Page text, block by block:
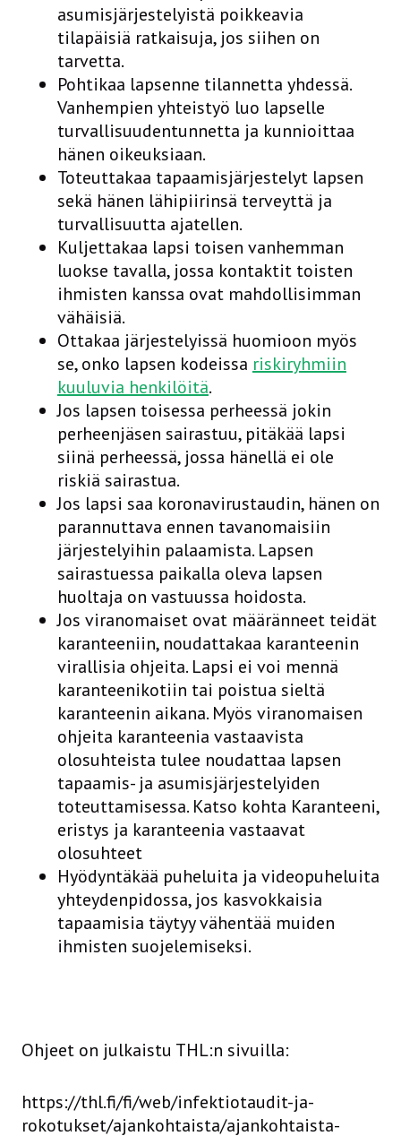
asumisjärjestelyistä poikkeavia
tilapäisiä ratkaisuja, jos siihen on
tarvetta.
Pohtikaa lapsenne tilannetta yhdessä.
Vanhempien yhteistyö luo lapselle
turvallisuudentunnetta ja kunnioittaa
hänen oikeuksiaan.
Toteuttakaa tapaamisjärjestelyt lapsen
sekä hänen lähipiirinsä terveyttä ja
turvallisuutta ajatellen.
Kuljettakaa lapsi toisen vanhemman
luokse tavalla, jossa kontaktit toisten
ihmisten kanssa ovat mahdollisimman
vähäisiä.
Ottakaa järjestelyissä huomioon myös
se, onko lapsen kodeissa riskiryhmiin
kuuluvia henkilöitä.
Jos lapsen toisessa perheessä jokin
perheenjäsen sairastuu, pitäkää lapsi
siinä perheessä, jossa hänellä ei ole
riskiä sairastua.
Jos lapsi saa koronavirustaudin, hänen on
parannuttava ennen tavanomaisiin
järjestelyihin palaamista. Lapsen
sairastuessa paikalla oleva lapsen
huoltaja on vastuussa hoidosta.
Jos viranomaiset ovat määränneet teidät
karanteeniin, noudattakaa karanteenin
virallisia ohjeita. Lapsi ei voi mennä
karanteenikotiin tai poistua sieltä
karanteenin aikana. Myös viranomaisen
ohjeita karanteenia vastaavista
olosuhteista tulee noudattaa lapsen
tapaamis- ja asumisjärjestelyiden
toteuttamisessa. Katso kohta Karanteeni,
eristys ja karanteenia vastaavat
olosuhteet
Hyödyntäkää puheluita ja videopuheluita
yhteydenpidossa, jos kasvokkaisia
tapaamisia täytyy vähentää muiden
ihmisten suojelemiseksi.
Ohjeet on julkaistu THL:n sivuilla:
https://thl.fi/fi/web/infektiotaudit-ja-
rokotukset/ajankohtaista/ajankohtaista-